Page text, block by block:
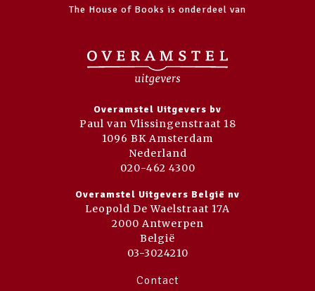
The House of Books is onderdeel van
Overamstel Uitgevers bv
Paul van Vlissingenstraat 18
1096 BK Amsterdam
Nederland
020-462 4300
Overamstel Uitgevers België nv
Leopold De Waelstraat 17A
2000 Antwerpen
België
03-3024210
Contact